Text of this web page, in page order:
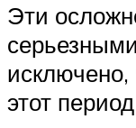
Эти
исключено,
этот